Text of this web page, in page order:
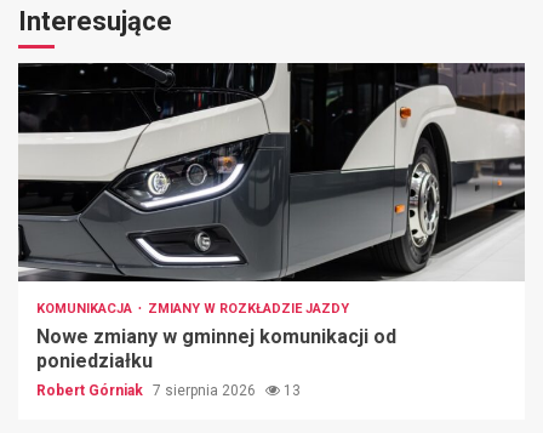
Interesujące
KOMUNIKACJA ZMIANY W ROZKŁADZIE JAZDY
Nowe zmiany w gminnej komunikacji od
poniedziałku
Robert Górniak 7 sierpnia 2026 13